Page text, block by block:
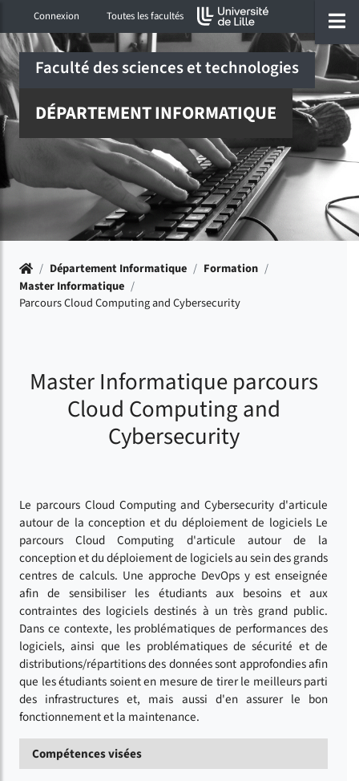
Accéder au menu principal
Accéder à la recherche
Accéder au pied de page
Connexion Toutes les facultés
menu
Faculté des sciences et technologies
DÉPARTEMENT INFORMATIQUE
Accueil
/ Département Informatique / Formation /
Master Informatique /
Parcours Cloud Computing and Cybersecurity
Master Informatique parcours
Cloud Computing and
Cybersecurity
Le parcours Cloud Computing and Cybersecurity d'articule
autour de la conception et du déploiement de logiciels Le
parcours Cloud Computing d'articule autour de la
conception et du déploiement de logiciels au sein des grands
centres de calculs. Une approche DevOps y est enseignée
afin de sensibiliser les étudiants aux besoins et aux
contraintes des logiciels destinés à un très grand public.
Dans ce contexte, les problématiques de performances des
logiciels, ainsi que les problématiques de sécurité et de
distributions/répartitions des données sont approfondies afin
que les étudiants soient en mesure de tirer le meilleurs parti
des infrastructures et, mais aussi d'en assurer le bon
fonctionnement et la maintenance.
Compétences visées